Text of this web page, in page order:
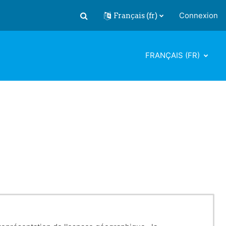
Activer/désactiver la saisie de
Français ‎(fr)‎ Connexion
FRANÇAIS ‎(FR)‎